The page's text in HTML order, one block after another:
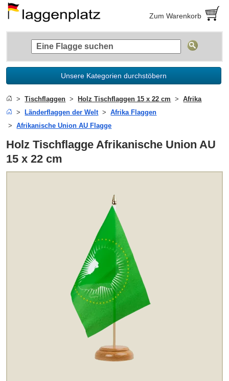
Zum Warenkorb
Unsere Kategorien durchstöbern
Tischflaggen Holz Tischflaggen 15 x 22 cm
Afrika
Länderflaggen der Welt
Afrika Flaggen
Afrikanische Union AU Flagge
Holz Tischflagge Afrikanische Union AU
15 x 22 cm